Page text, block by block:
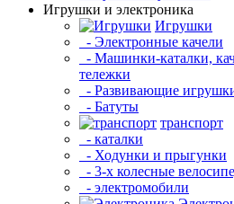
Игрушки и электроника
Игрушки
- Электронные качели
- Машинки-каталки,
тележки
- Развивающие
- Батуты
транспорт
- каталки
- Ходунки и прыгунки
- 3-х колесные
- электромобили